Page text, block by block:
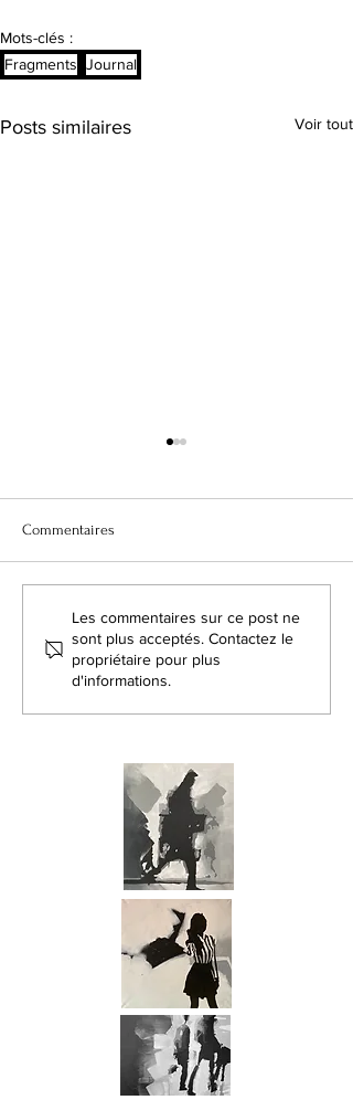
Mots-clés :
Fragments Journal
Posts similaires Voir tout
Commentaires
Les commentaires sur ce post ne
sont plus acceptés. Contactez le
propriétaire pour plus
d'informations.